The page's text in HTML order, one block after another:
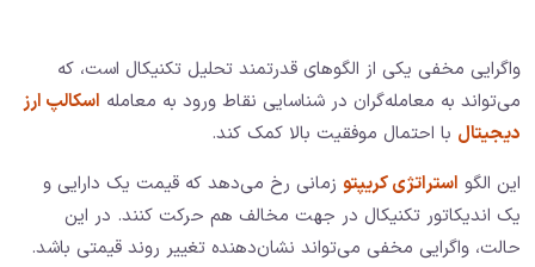
واگرایی مخفی یکی از الگوهای قدرتمند تحلیل تکنیکال است، که
می‌تواند به معامله‌گران در شناسایی نقاط ورود به معامله اسکالپ ارز
دیجیتال با احتمال موفقیت بالا کمک کند.
این الگو استراتژی کریپتو زمانی رخ می‌دهد که قیمت یک دارایی و
یک اندیکاتور تکنیکال در جهت مخالف هم حرکت کنند. در این
حالت، واگرایی مخفی می‌تواند نشان‌دهنده تغییر روند قیمتی باشد.